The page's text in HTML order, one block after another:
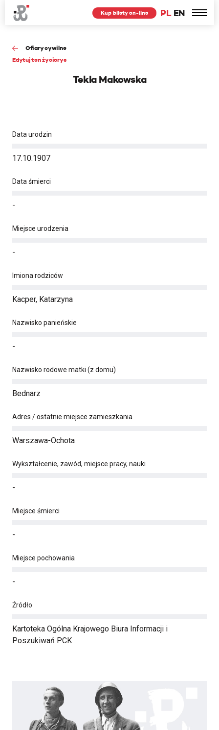
PL EN
Kup bilety on-line
Ofiary cywilne
Edytuj ten życiorys
Tekla Makowska
Data urodzin
17.10.1907
Data śmierci
-
Miejsce urodzenia
-
Imiona rodziców
Kacper, Katarzyna
Nazwisko panieńskie
-
Nazwisko rodowe matki (z domu)
Bednarz
Adres / ostatnie miejsce zamieszkania
Warszawa-Ochota
Wykształcenie, zawód, miejsce pracy, nauki
-
Miejsce śmierci
-
Miejsce pochowania
-
Źródło
Kartoteka Ogólna Krajowego Biura Informacji i
Poszukiwań PCK